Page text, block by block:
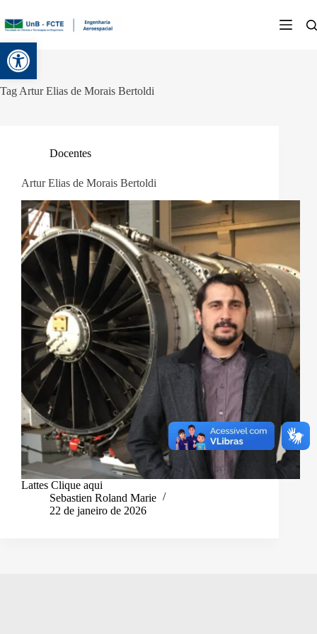
Abrir a barra de ferramentas
Tag Artur Elias de Morais Bertoldi
Docentes
Artur Elias de Morais Bertoldi
Lattes Clique aqui
Sebastien Roland Marie
22 de janeiro de 2026